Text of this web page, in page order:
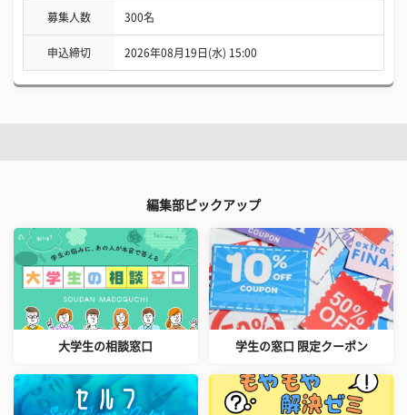
募集人数 300名
申込締切 2026年08月19日(水) 15:00
編集部ピックアップ
大学生の相談窓口 学生の窓口 限定クーポン